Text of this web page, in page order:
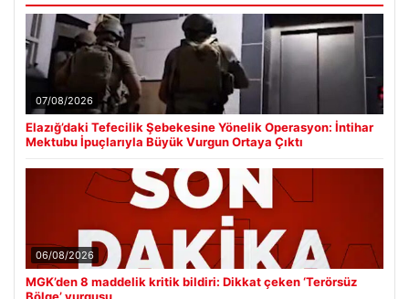
07/08/2026
Elazığ’daki Tefecilik Şebekesine Yönelik Operasyon: İntihar
Mektubu İpuçlarıyla Büyük Vurgun Ortaya Çıktı
06/08/2026
MGK’den 8 maddelik kritik bildiri: Dikkat çeken ‘Terörsüz
Bölge’ vurgusu